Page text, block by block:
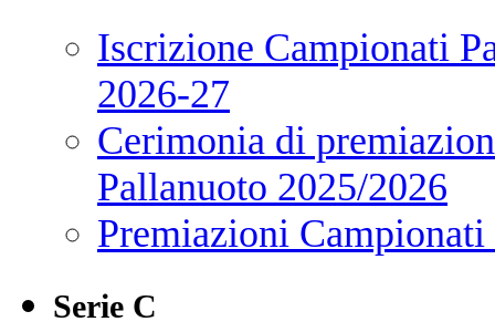
Iscrizione Campionati
2026-27
Cerimonia di
Pallanuoto 2025/2026
Premiazioni
Serie C